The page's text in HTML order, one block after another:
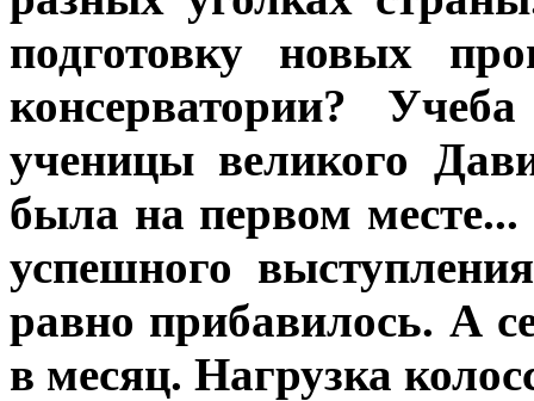
подготовку новых
консерватории?
ученицы великого
была на первом месте...
успешного
равно прибавилось. А
в месяц. Нагрузка